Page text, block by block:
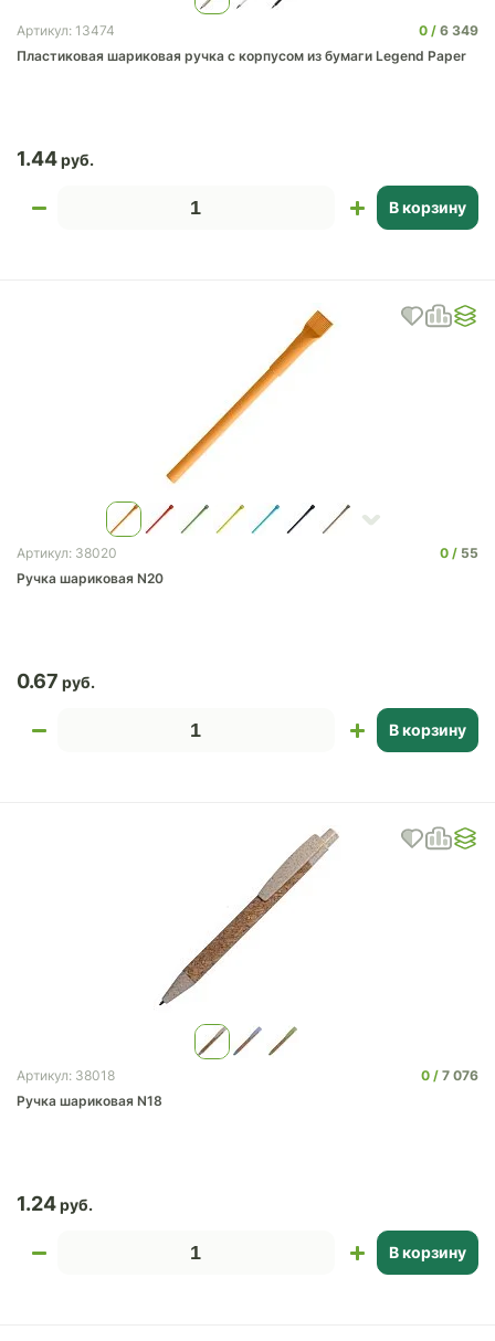
Артикул: 13474 0
6 349
Пластиковая шариковая ручка с корпусом из бумаги Legend Paper
1.44
В корзину
Артикул: 38020 0
55
Ручка шариковая N20
0.67
В корзину
Артикул: 38018 0
7 076
Ручка шариковая N18
1.24
В корзину